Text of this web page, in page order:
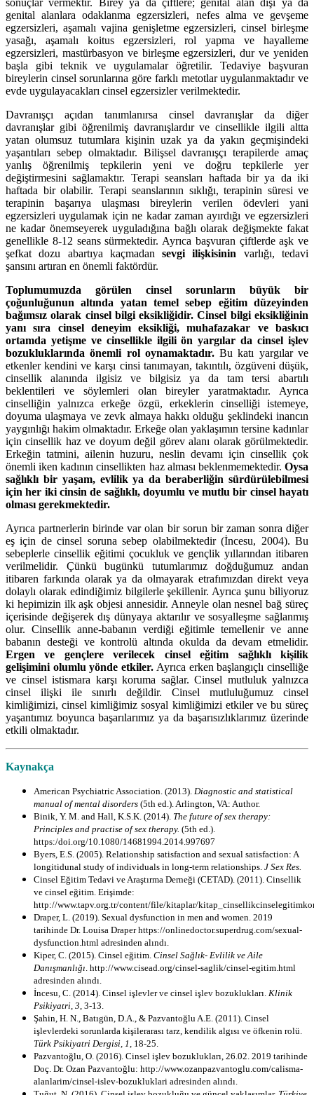
genital alanlara odaklanma egzersizleri, nefes alma ve gevşeme
egzersizleri, aşamalı vajina genişletme egzersizleri, cinsel birleşme
yasağı, aşamalı koitus egzersizleri, rol yapma ve hayalleme
egzersizleri, mastürbasyon ve birleşme egzersizleri, dur ve yeniden
başla gibi teknik ve uygulamalar öğretilir. Tedaviye başvuran
bireylerin cinsel sorunlarına göre farklı metotlar uygulanmaktadır ve
evde uygulayacakları cinsel egzersizler verilmektedir.
Davranışçı açıdan tanımlanırsa cinsel davranışlar da diğer
davranışlar gibi öğrenilmiş davranışlardır ve cinsellikle ilgili altta
yatan olumsuz tutumlara kişinin uzak ya da yakın geçmişindeki
yaşantıları sebep olmaktadır. Bilişsel davranışçı terapilerde amaç
yanlış öğrenilmiş tepkilerin yeni ve doğru tepkilerle yer
değiştirmesini sağlamaktır. Terapi seansları haftada bir ya da iki
haftada bir olabilir. Terapi seanslarının sıklığı, terapinin süresi ve
terapinin başarıya ulaşması bireylerin verilen ödevleri yani
egzersizleri uygulamak için ne kadar zaman ayırdığı ve egzersizleri
ne kadar önemseyerek uyguladığına bağlı olarak değişmekte fakat
genellikle 8-12 seans sürmektedir. Ayrıca başvuran çiftlerde aşk ve
şefkat dozu abartıya kaçmadansevgi ilişkisinin varlığı, tedavi
şansını artıran en önemli faktördür.
Toplumumuzda görülen cinsel sorunların büyük bir
çoğunluğunun altında yatan temel sebep eğitim düzeyinden
bağımsız olarak cinsel bilgi eksikliğidir. Cinsel bilgi eksikliğinin
yanı sıra cinsel deneyim eksikliği, muhafazakar ve baskıcı
ortamda yetişme ve cinsellikle ilgili ön yargılar da cinsel işlev
bozukluklarında önemli rol oynamaktadır.Bu katı yargılar ve
etkenler kendini ve karşı cinsi tanımayan, takıntılı, özgüveni düşük,
cinsellik alanında ilgisiz ve bilgisiz ya da tam tersi abartılı
beklentileri ve söylemleri olan bireyler yaratmaktadır. Ayrıca
cinselliğin yalnızca erkeğe özgü, erkeklerin cinselliği istemeye,
doyuma ulaşmaya ve zevk almaya hakkı olduğu şeklindeki inancın
yaygınlığı hakim olmaktadır. Erkeğe olan yaklaşımın tersine kadınlar
için cinsellik haz ve doyum değil görev alanı olarak görülmektedir.
Erkeğin tatmini, ailenin huzuru, neslin devamı için cinsellik çok
önemli iken kadının cinsellikten haz alması beklenmemektedir. Oysa
sağlıklı bir yaşam, evlilik ya da beraberliğin sürdürülebilmesi
için her iki cinsin de sağlıklı, doyumlu ve mutlu bir cinsel hayatı
olması gerekmektedir.
Ayrıca partnerlerin birinde var olan bir sorun bir zaman sonra diğer
eş için de cinsel soruna sebep olabilmektedir (İncesu, 2004). Bu
sebeplerle cinsellik eğitimi çocukluk ve gençlik yıllarından itibaren
verilmelidir. Çünkü bugünkü tutumlarımız doğduğumuz andan
itibaren farkında olarak ya da olmayarak etrafımızdan direkt veya
dolaylı olarak edindiğimiz bilgilerle şekillenir. Ayrıca şunu biliyoruz
ki hepimizin ilk aşk objesi annesidir. Anneyle olan nesnel bağ süreç
içerisinde değişerek dış dünyaya aktarılır ve sosyalleşme sağlanmış
olur. Cinsellik anne-babanın verdiği eğitimle temellenir ve anne
babanın desteği ve kontrolü altında okulda da devam etmelidir.
Ergen ve gençlere verilecek cinsel eğitim sağlıklı kişilik
gelişimini olumlu yönde etkiler. Ayrıca erken başlangıçlı cinselliğe
ve cinsel istismara karşı koruma sağlar. Cinsel mutluluk yalnızca
cinsel ilişki ile sınırlı değildir. Cinsel mutluluğumuz cinsel
kimliğimizi, cinsel kimliğimiz sosyal kimliğimizi etkiler ve bu süreç
yaşantımız boyunca başarılarımız ya da başarısızlıklarımız üzerinde
etkili olmaktadır.
Kaynakça
American Psychiatric Association. (2013). Diagnostic and statistical
manual of mental disorders (5th ed.). Arlington, VA: Author.
Binik, Y. M. and Hall, K.S.K. (2014). The future of sex therapy:
Principles and practise of sex therapy. (5th ed.).
https:/doi.org/10.1080/14681994.2014.997697
Byers, E.S. (2005). Relationship satisfaction and sexual satisfaction: A
longitidunal study of individuals in long-term relationships. J Sex Res.
Cinsel Eğitim Tedavi ve Araştırma Derneği (CETAD). (2011). Cinsellik
ve cinsel eğitim. Erişimde:
http://www.tapv.org.tr/content/file/kitaplar/
Draper, L. (2019). Sexual dysfunction in men and women. 2019
tarihinde Dr. Louisa Draper https://onlinedoctor.superdrug.com/sexual-
dysfunction.html adresinden alındı.
Kiper, C. (2015). Cinsel eğitim. Cinsel Sağlık- Evlilik ve Aile
Danışmanlığı . http://www.cisead.org/cinsel-saglik/cinsel-egitim.html
adresinden alındı.
İncesu, C. (2014). Cinsel işlevler ve cinsel işlev bozuklukları. Klinik
Psikiyatri, 3 , 3-13.
Şahin, H. N., Batıgün, D.A., & Pazvantoğlu A.E. (2011). Cinsel
işlevlerdeki sorunlarda kişilerarası tarz, kendilik algısı ve öfkenin rolü.
Türk Psikiyatri Dergisi, 1 , 18-25.
Pazvantoğlu, O. (2016). Cinsel işlev bozuklukları, 26.02. 2019 tarihinde
Doç. Dr. Ozan Pazvantoğlu: http://www.ozanpazvantoglu.com/calisma-
alanlarim/cinsel-islev-bozukluklari adresinden alındı.